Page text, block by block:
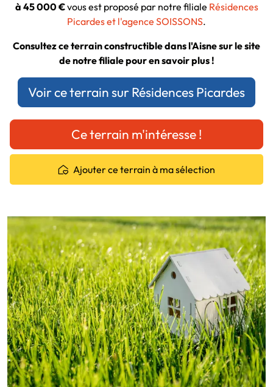
à 45 000 €vous est proposé par notre filiale Résidences
Picardes et l'agence SOISSONS.
Consultez ce terrain constructible dans l'Aisne sur le site
de notre filiale pour en savoir plus !
Voir ce terrain sur Résidences Picardes
Ce terrain m'intéresse !
Ajouter ce terrain à ma sélection